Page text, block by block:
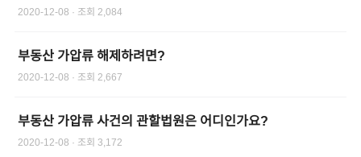
2020-12-08 · 조회 2,084
부동산 가압류 해제하려면?
2020-12-08 · 조회 2,667
부동산 가압류 사건의 관할법원은 어디인가요?
2020-12-08 · 조회 3,172